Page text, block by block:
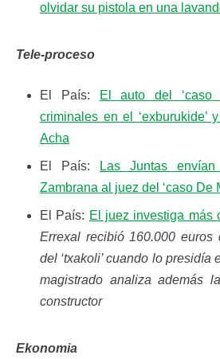
olvidar su pistola en una
Tele-proceso
El País:
El auto del ‘caso
criminales en el ‘exburukide’
Acha
El País:
Las Juntas
Zambrana al juez del ‘caso De
El País: El juez investiga más
Errexal recibió 160.000 euros
del ‘txakoli’ cuando lo presidía
magistrado analiza además
constructor
Ekonomia